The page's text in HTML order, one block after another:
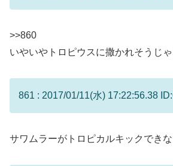
>>860
いやいやトロピウスに撒かれそうじ
861 : 2017/01/11(水) 17:22:56.38
サワムラーがトロピカルキックでき